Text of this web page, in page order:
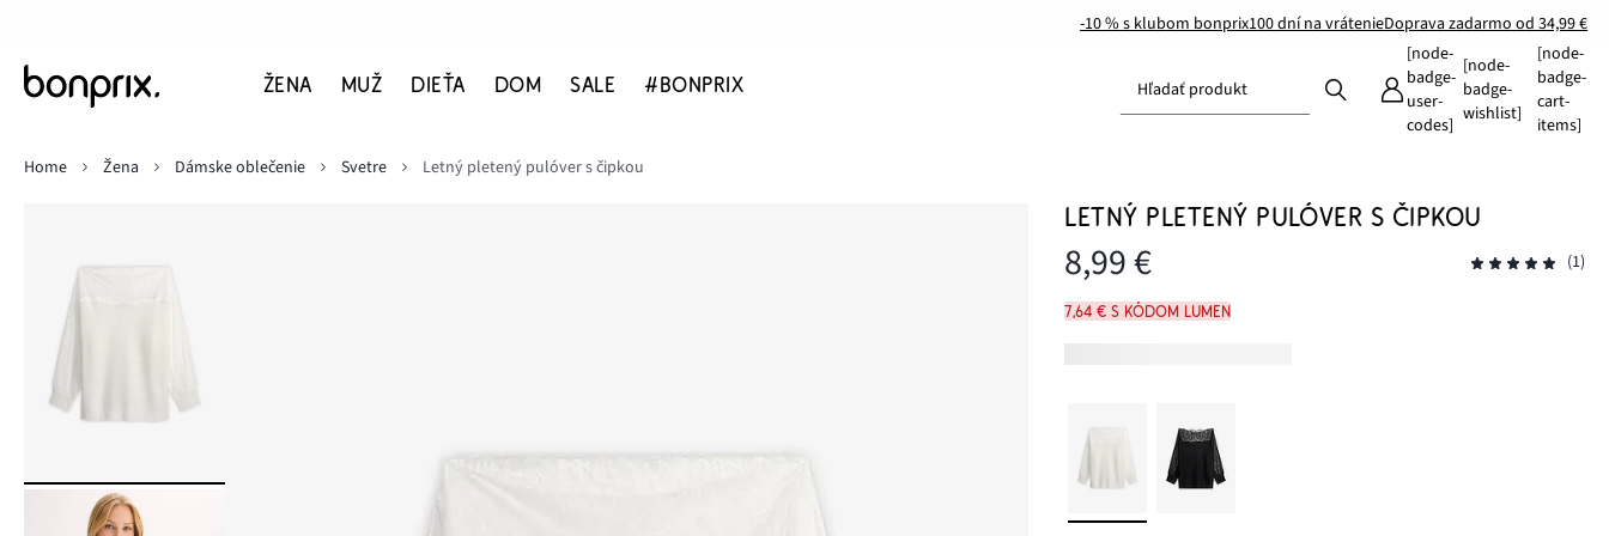
-10 % s klubom bonprix100 dní na vrátenieDoprava zadarmo od 34,99 €
ŽENA MUŽ DIEŤA DOM SALE #BONPRIX Hľadať produkt
[node-
badge-
user-
codes]
[node-
badge-
wishlist]
[node-
badge-
cart-
items]
Home
Žena Dámske oblečenie Svetre Letný pletený pulóver s čipkou
LETNÝ PLETENÝ PULÓVER S ČIPKOU
8,99 € (1)
7,64 € s kódom LUMEN